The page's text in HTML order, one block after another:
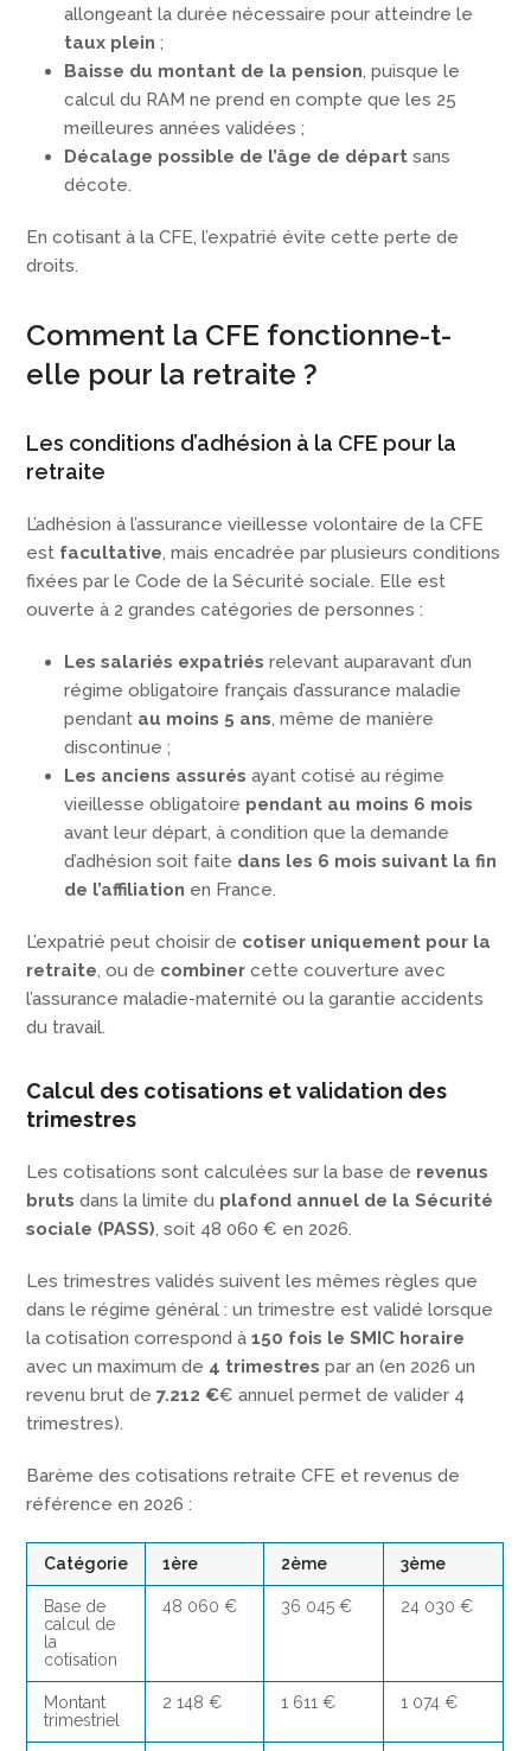
allongeant la durée nécessaire pour atteindre le
taux plein ;
Baisse du montant de la pension, puisque le
calcul du RAM ne prend en compte que les 25
meilleures années validées ;
Décalage possible de l’âge de départ sans
décote.
En cotisant à la CFE, l’expatrié évite cette perte de
droits.
Comment la CFE fonctionne-t-
elle pour la retraite ?
Les conditions d’adhésion à la CFE pour la
retraite
L’adhésion à l’assurance vieillesse volontaire de la CFE
est facultative, mais encadrée par plusieurs conditions
fixées par le Code de la Sécurité sociale. Elle est
ouverte à 2 grandes catégories de personnes :
Les salariés expatriés relevant auparavant d’un
régime obligatoire français d’assurance maladie
pendant au moins 5 ans, même de manière
discontinue ;
Les anciens assurés ayant cotisé au régime
vieillesse obligatoire pendant au moins 6 mois
avant leur départ, à condition que la demande
d’adhésion soit faite dans les 6 mois suivant la fin
de l’affiliation en France.
L’expatrié peut choisir de cotiser uniquement pour la
retraite, ou de combiner cette couverture avec
l’assurance maladie-maternité ou la garantie accidents
du travail.
Calcul des cotisations et validation des
trimestres
Les cotisations sont calculées sur la base de revenus
brutsdans la limite du plafond annuel de la Sécurité
sociale (PASS), soit 48 060 € en 2026.
Les trimestres validés suivent les mêmes règles que
dans le régime général : un trimestre est validé lorsque
la cotisation correspond à150 fois le SMIC horaire
avec un maximum de 4 trimestres par an (en 2026 un
revenu brut de7.212 €€ annuel permet de valider 4
trimestres).
Barème des cotisations retraite CFE et revenus de
référence en 2026 :
Catégorie 1ère 2ème 3ème
Base de
calcul de
la
cotisation
48 060 € 36 045 € 24 030 €
Montant
trimestriel
2 148 € 1 611 € 1 074 €